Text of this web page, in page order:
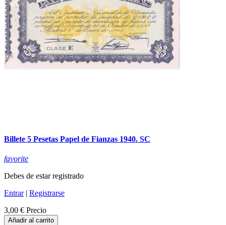
Billete 5 Pesetas Papel de Fianzas 1940. SC
favorite
Debes de estar registrado
Entrar| Registrarse
3,00 € Precio
Añadir al carrito